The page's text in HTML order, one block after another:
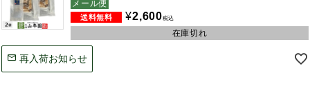
メール便
¥2,600税込
在庫切れ
再入荷お知らせ